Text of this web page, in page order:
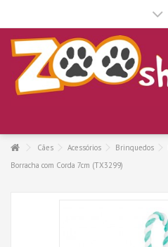
Cães Acessórios Brinquedos
Borracha com Corda 7cm (TX3299)